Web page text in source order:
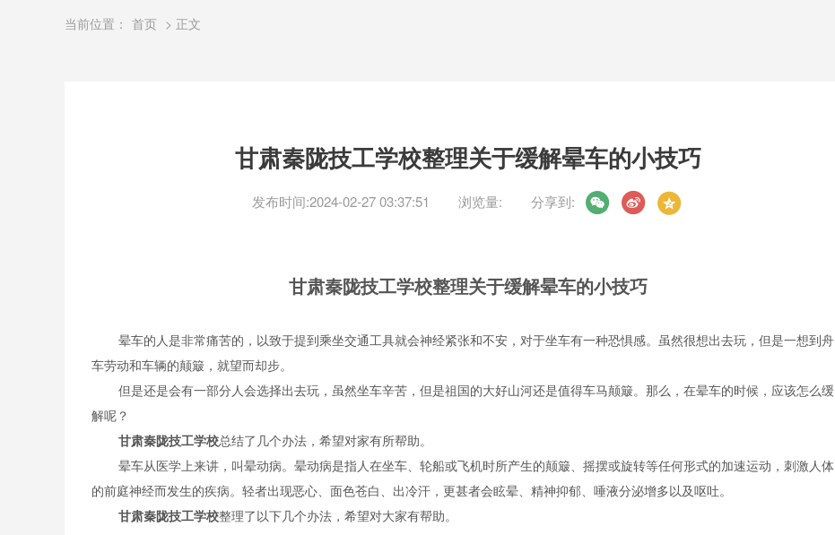
当前位置： 首页 > 正文
甘肃秦陇技工学校整理关于缓解晕车的小技巧
发布时间:2024-02-27 03:37:51 浏览量: 分享到:
甘肃秦陇技工学校整理关于缓解晕车的小技巧
晕车的人是非常痛苦的，以致于提到乘坐交通工具就会神经紧张和不安，对于坐车有一种恐惧感。虽然很想出去玩，但是一想到舟
车劳动和车辆的颠簸，就望而却步。
但是还是会有一部分人会选择出去玩，虽然坐车辛苦，但是祖国的大好山河还是值得车马颠簸。那么，在晕车的时候，应该怎么缓
解呢？
甘肃秦陇技工学校总结了几个办法，希望对家有所帮助。
晕车从医学上来讲，叫晕动病。晕动病是指人在坐车、轮船或飞机时所产生的颠簸、摇摆或旋转等任何形式的加速运动，刺激人体
的前庭神经而发生的疾病。轻者出现恶心、面色苍白、出冷汗，更甚者会眩晕、精神抑郁、唾液分泌增多以及呕吐。
甘肃秦陇技工学校整理了以下几个办法，希望对大家有帮助。